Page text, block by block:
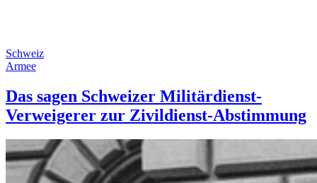
Schweiz
Armee
Das sagen Schweizer Militärdienst-
Verweigerer zur Zivildienst-Abstimmung